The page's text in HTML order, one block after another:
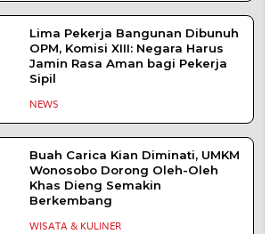
Lima Pekerja Bangunan Dibunuh
OPM, Komisi XIII: Negara Harus
Jamin Rasa Aman bagi Pekerja
Sipil
NEWS
Buah Carica Kian Diminati, UMKM
Wonosobo Dorong Oleh-Oleh
Khas Dieng Semakin
Berkembang
WISATA & KULINER